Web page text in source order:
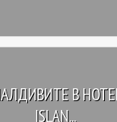
В HOTEL
ISLAN...